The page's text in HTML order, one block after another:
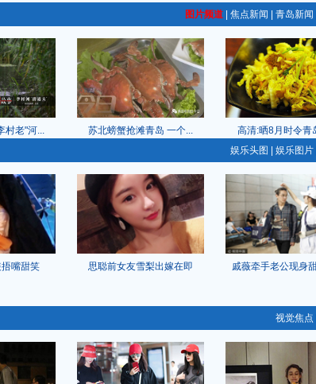
图片频道 焦点新闻 青岛新闻
村老"河... 苏北螃蟹抢滩青岛 一个...
高清:晒8月时令青
娱乐头图 娱乐图片
嘴甜笑 思聪前女友雪梨出嫁在即 戚薇牵手老公现身
视觉焦点